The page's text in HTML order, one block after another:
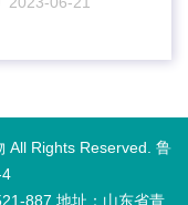
营养物质。它具
、促进植物根系
物产量等多种作用
All Rights Reserved. 鲁
887​ 地址：山东省青